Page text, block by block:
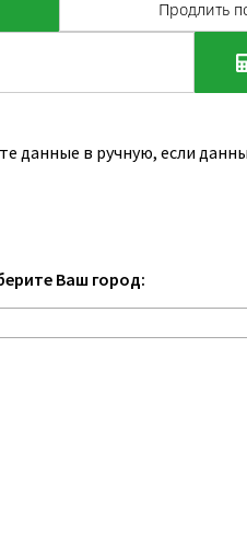
данные в ручную, если
Ваш город: